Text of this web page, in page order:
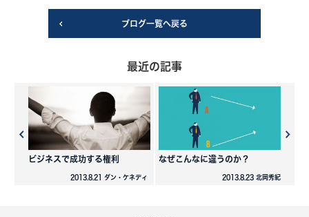
ブログ一覧へ戻る
最近の記事
ビジネスで成功する権利
2013.8.21 ダン・ケネディ
なぜこんなに違うのか？
2013.8.23 北岡秀紀